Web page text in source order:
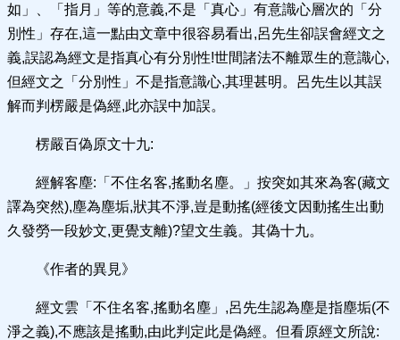
如」、「指月」等的意義,不是「真心」有意識心層次的「分
別性」存在,這一點由文章中很容易看出,呂先生卻誤會經文之
義,誤認為經文是指真心有分別性!世間諸法不離眾生的意識心,
但經文之「分別性」不是指意識心,其理甚明。呂先生以其誤
解而判楞嚴是偽經,此亦誤中加誤。
楞嚴百偽原文十九:
經解客塵:「不住名客,搖動名塵。」按突如其來為客(藏文
譯為突然),塵為塵垢,狀其不淨,豈是動搖(經後文因動搖生出動
久發勞一段妙文,更覺支離)?望文生義。其偽十九。
《作者的異見》
經文雲「不住名客,搖動名塵」,呂先生認為塵是指塵垢(不
淨之義),不應該是搖動,由此判定此是偽經。但看原經文所說: